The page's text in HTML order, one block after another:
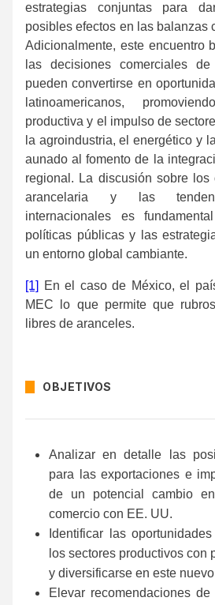
estrategias conjuntas para
posibles efectos en las balanzas
Adicionalmente, este encuentro
las decisiones comerciales
pueden convertirse en
latinoamericanos,
productiva y el impulso de
la agroindustria, el energético y
aunado al fomento de la
regional. La discusión sobre los
arancelaria y las
internacionales es
políticas públicas y las
un entorno global cambiante.
[1]
En el caso de México, el
MEC lo que permite que
libres de aranceles.
OBJETIVOS
Analizar en detalle las
para las exportaciones e
de un potencial cambio
comercio con EE. UU.
Identificar las
los sectores productivos con
y diversificarse en este
Elevar recomendaciones